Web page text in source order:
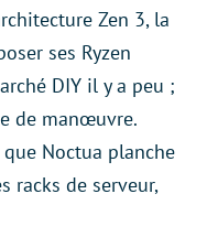
Zen 3, la
ses Ryzen
DIY il y a peu ;
de manœuvre.
Noctua planche
racks de serveur,